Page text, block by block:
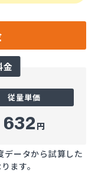
金
従量単価
632 円
ータから試算した
ます。